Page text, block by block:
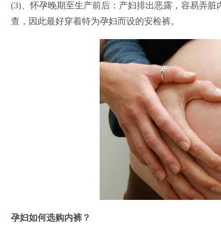
(3)、怀孕晚期至生产前后：产妇排出恶露，容易弄
查，因此最好穿着特为孕妇而设的安检裤。
孕妇如何选购内裤？